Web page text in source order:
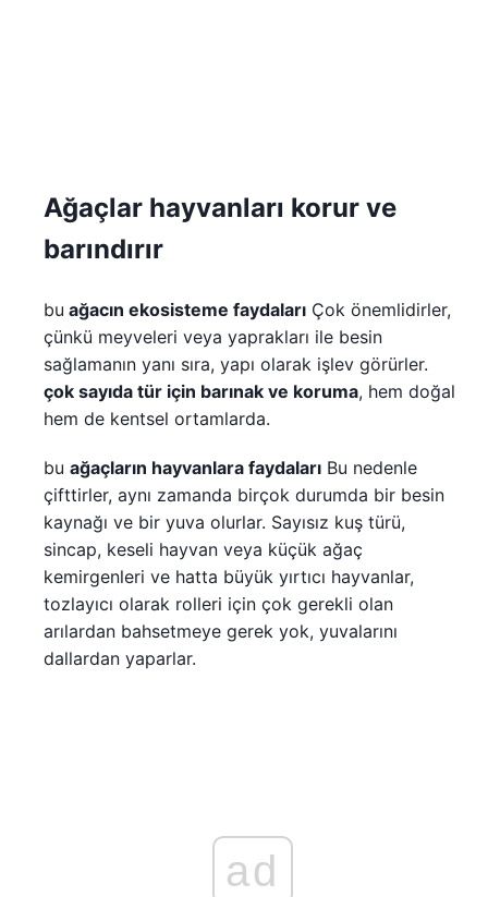
Ağaçlar hayvanları korur ve
barındırır
bu ağacın ekosisteme faydaları Çok önemlidirler,
çünkü meyveleri veya yaprakları ile besin
sağlamanın yanı sıra, yapı olarak işlev görürler.
çok sayıda tür için barınak ve koruma, hem doğal
hem de kentsel ortamlarda.
bu ağaçların hayvanlara faydaları Bu nedenle
çifttirler, aynı zamanda birçok durumda bir besin
kaynağı ve bir yuva olurlar. Sayısız kuş türü,
sincap, keseli hayvan veya küçük ağaç
kemirgenleri ve hatta büyük yırtıcı hayvanlar,
tozlayıcı olarak rolleri için çok gerekli olan
arılardan bahsetmeye gerek yok, yuvalarını
dallardan yaparlar.
ad